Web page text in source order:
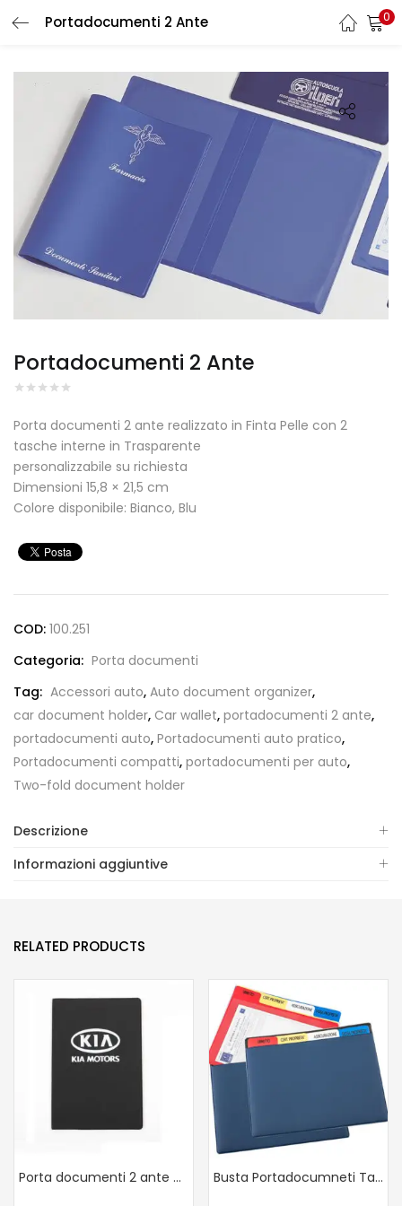
Portadocumenti 2 Ante 0
Portadocumenti 2 Ante
Porta documenti 2 ante realizzato in Finta Pelle con 2
tasche interne in Trasparente
personalizzabile su richiesta
Dimensioni 15,8 × 21,5 cm
Colore disponibile: Bianco, Blu
COD: 100.251
Categoria: Porta documenti
Tag: Accessori auto, Auto document organizer,
car document holder, Car wallet, portadocumenti 2 ante,
portadocumenti auto, Portadocumenti auto pratico,
Portadocumenti compatti, portadocumenti per auto,
Two-fold document holder
Descrizione
Informazioni aggiuntive
RELATED PRODUCTS
Porta documenti 2 ante e 2 tasche Tam Busta Portadocumneti Tam Con Schede Colorate
LOGIN
Enter your username and password to login.
Remember me
Login
Lost password?